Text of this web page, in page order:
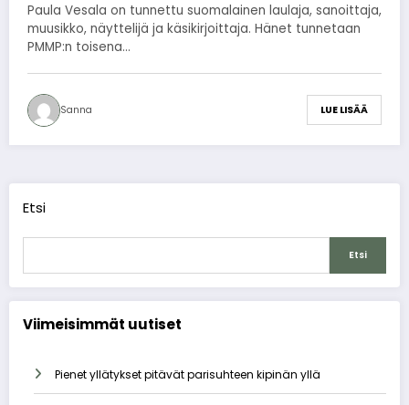
Paula Vesala on tunnettu suomalainen laulaja, sanoittaja,
muusikko, näyttelijä ja käsikirjoittaja. Hänet tunnetaan
PMMP:n toisena…
Sanna LUE LISÄÄ
Etsi
Etsi
Viimeisimmät uutiset
Pienet yllätykset pitävät parisuhteen kipinän yllä